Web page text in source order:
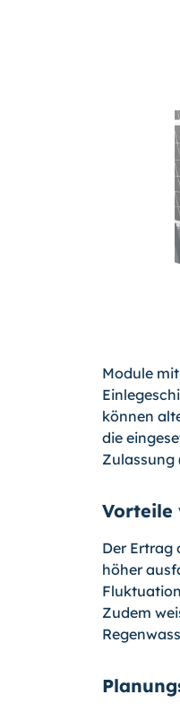
Module
können
die
Vorteile
Der Ertrag
höher
Zudem